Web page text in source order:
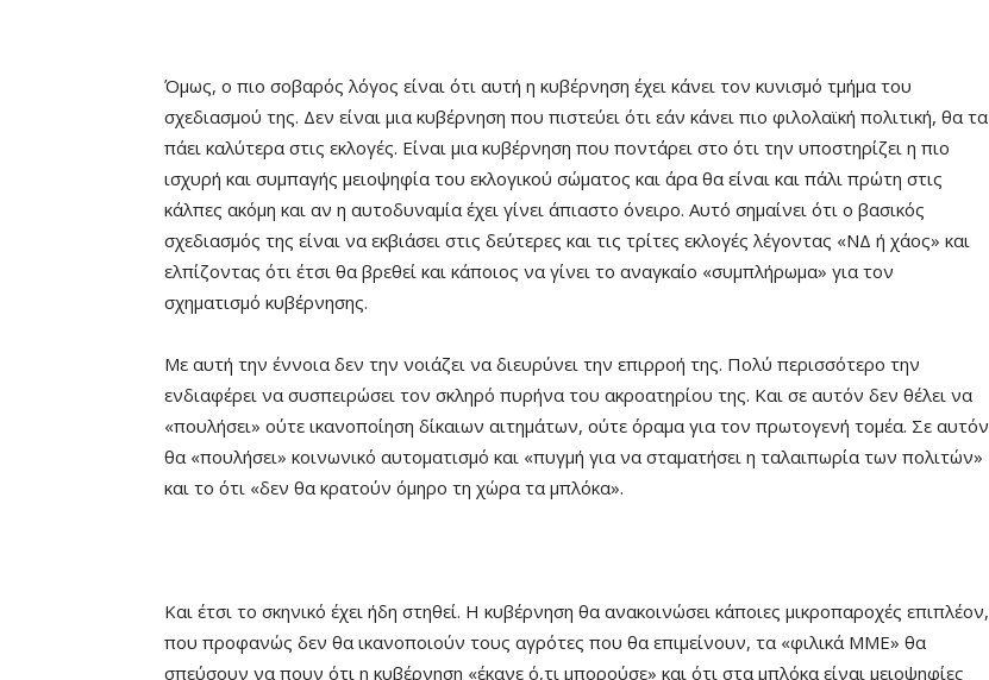
Όμως, ο πιο σοβαρός λόγος είναι ότι αυτή η κυβέρνηση έχει κάνει τον κυνισμό τμήμα του
σχεδιασμού της. Δεν είναι μια κυβέρνηση που πιστεύει ότι εάν κάνει πιο φιλολαϊκή πολιτική, θα τα
πάει καλύτερα στις εκλογές. Είναι μια κυβέρνηση που ποντάρει στο ότι την υποστηρίζει η πιο
ισχυρή και συμπαγής μειοψηφία του εκλογικού σώματος και άρα θα είναι και πάλι πρώτη στις
κάλπες ακόμη και αν η αυτοδυναμία έχει γίνει άπιαστο όνειρο. Αυτό σημαίνει ότι ο βασικός
σχεδιασμός της είναι να εκβιάσει στις δεύτερες και τις τρίτες εκλογές λέγοντας «ΝΔ ή χάος» και
ελπίζοντας ότι έτσι θα βρεθεί και κάποιος να γίνει το αναγκαίο «συμπλήρωμα» για τον
σχηματισμό κυβέρνησης.
Με αυτή την έννοια δεν την νοιάζει να διευρύνει την επιρροή της. Πολύ περισσότερο την
ενδιαφέρει να συσπειρώσει τον σκληρό πυρήνα του ακροατηρίου της. Και σε αυτόν δεν θέλει να
«πουλήσει» ούτε ικανοποίηση δίκαιων αιτημάτων, ούτε όραμα για τον πρωτογενή τομέα. Σε αυτόν
θα «πουλήσει» κοινωνικό αυτοματισμό και «πυγμή για να σταματήσει η ταλαιπωρία των πολιτών»
και το ότι «δεν θα κρατούν όμηρο τη χώρα τα μπλόκα».
Και έτσι το σκηνικό έχει ήδη στηθεί. Η κυβέρνηση θα ανακοινώσει κάποιες μικροπαροχές επιπλέον,
που προφανώς δεν θα ικανοποιούν τους αγρότες που θα επιμείνουν, τα «φιλικά ΜΜΕ» θα
σπεύσουν να πουν ότι η κυβέρνηση «έκανε ό,τι μπορούσε» και ότι στα μπλόκα είναι μειοψηφίες